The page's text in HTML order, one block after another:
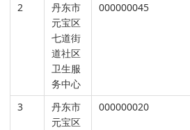
2
丹东市
元宝区
七道街
道社区
卫生服
务中心
000000045
3
丹东市
元宝区
000000020